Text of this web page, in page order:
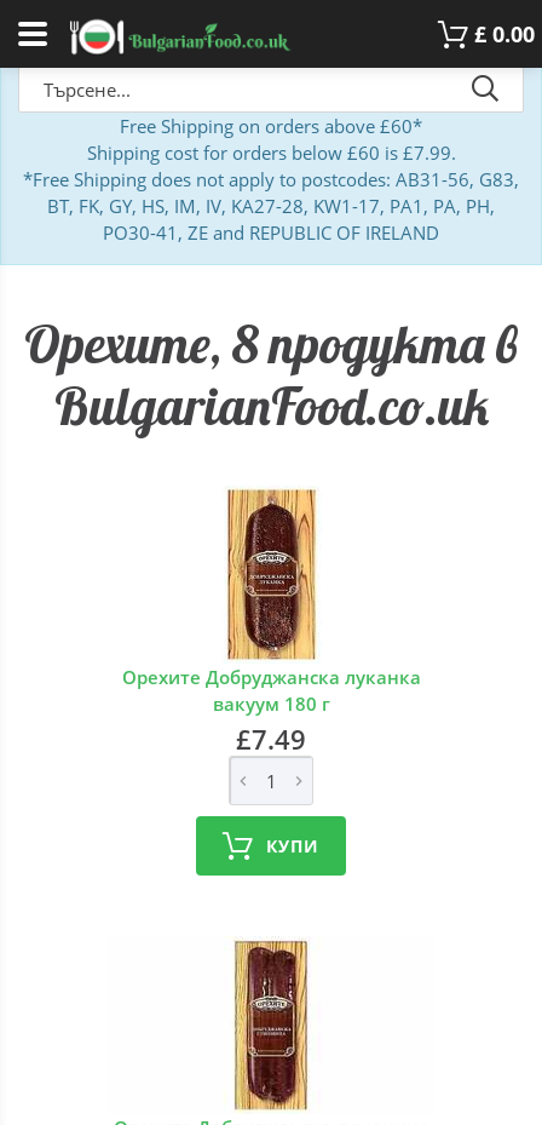
£ 0.00
Free Shipping on orders above £60*
Shipping cost for orders below £60 is £7.99.
*Free Shipping does not apply to postcodes: AB31-56, G83,
BT, FK, GY, HS, IM, IV, KA27-28, KW1-17, PA1, PA, PH,
PO30-41, ZE and REPUBLIC OF IRELAND
Орехите, 8 продукта в
BulgarianFood.co.uk
Орехите Добруджанска луканка
вакуум 180 г
£7.49
КУПИ